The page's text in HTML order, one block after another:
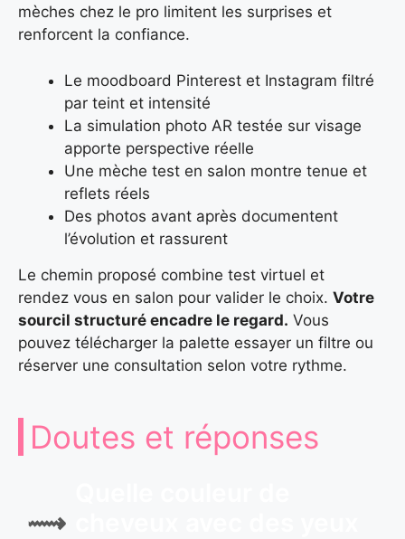
mèches chez le pro limitent les surprises et
renforcent la confiance.
Le moodboard Pinterest et Instagram filtré
par teint et intensité
La simulation photo AR testée sur visage
apporte perspective réelle
Une mèche test en salon montre tenue et
reflets réels
Des photos avant après documentent
l’évolution et rassurent
Le chemin proposé combine test virtuel et
rendez vous en salon pour valider le choix. Votre
sourcil structuré encadre le regard. Vous
pouvez télécharger la palette essayer un filtre ou
réserver une consultation selon votre rythme.
Doutes et réponses